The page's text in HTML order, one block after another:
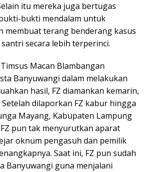
itu mereka juga bertugas
bukti mendalam untuk
membuat terang benderang kasus
secara lebih terperinci.
Macan Blambangan
Banyuwangi dalam melakukan
hasil, FZ diamankan kemarin,
Setelah dilaporkan FZ kabur hingga
Mayang, Kabupaten Lampung
pun tak menyurutkan aparat
oknum pengasuh dan pemilik
Saat ini, FZ pun sudah
Banyuwangi guna menjalani